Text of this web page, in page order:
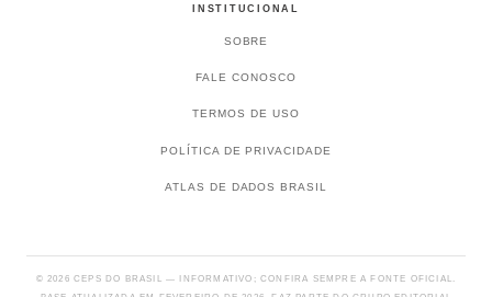
INSTITUCIONAL
SOBRE
FALE CONOSCO
TERMOS DE USO
POLÍTICA DE PRIVACIDADE
ATLAS DE DADOS BRASIL
© 2026 CEPS DO BRASIL — INFORMATIVO; CONFIRA SEMPRE A FONTE OFICIAL.